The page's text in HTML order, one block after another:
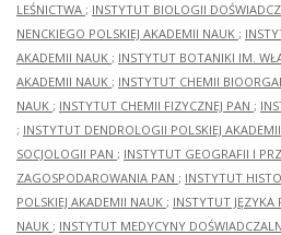
LEŚNICTWA ; INSTYTUT BIOLOGII
NENCKIEGO POLSKIEJ AKADEMII NAUK ;
AKADEMII NAUK ; INSTYTUT BOTANIKI IM.
AKADEMII NAUK ; INSTYTUT CHEMII
NAUK ; INSTYTUT CHEMII FIZYCZNEJ PAN ;
; INSTYTUT DENDROLOGII POLSKIEJ
SOCJOLOGII PAN ; INSTYTUT GEOGRAFII I
ZAGOSPODAROWANIA PAN ; INSTYTUT
POLSKIEJ AKADEMII NAUK ; INSTYTUT JĘZYKA
NAUK ; INSTYTUT MEDYCYNY